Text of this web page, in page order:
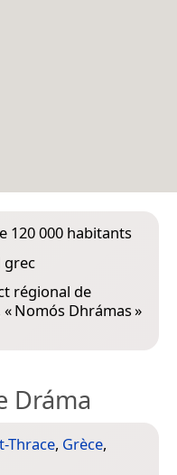
120 000 habitants
grec
régional de
«Nomós Dhrámas»
Dráma
Thrace, Grèce,